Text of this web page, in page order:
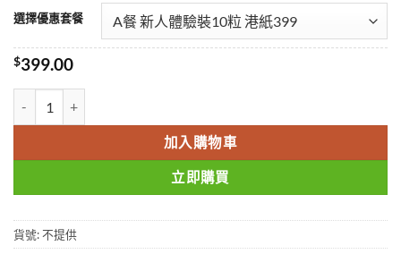
$399.00
through
$1,399.00
選擇優惠套餐
$399.00
加入購物車
立即購買
貨號:不提供